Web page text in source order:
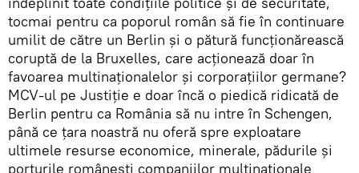
tocmai pentru ca poporul român să fie în continuare
umilit de către un Berlin și o pătură funcționărească
coruptă de la Bruxelles, care acționează doar în
favoarea multinaționalelor și corporațiilor germane?
MCV-ul pe Justiție e doar încă o piedică ridicată de
Berlin pentru ca România să nu intre în Schengen,
până ce țara noastră nu oferă spre exploatare
ultimele resurse economice, minerale, pădurile și
porturile românești companiilor multinaționale